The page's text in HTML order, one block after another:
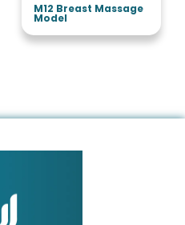
M12 Breast Massage
Model